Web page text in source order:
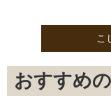
こ
おすすめ